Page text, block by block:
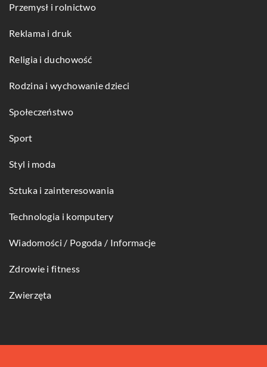
Przemysł i rolnictwo
Reklama i druk
Religia i duchowość
Rodzina i wychowanie dzieci
Społeczeństwo
Sport
Styl i moda
Sztuka i zainteresowania
Technologia i komputery
Wiadomości / Pogoda / Informacje
Zdrowie i fitness
Zwierzęta